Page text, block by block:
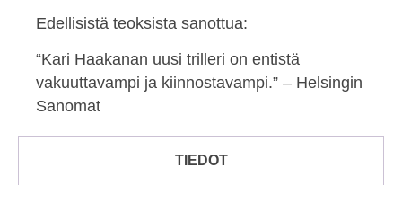
TIEDOT
Edellisistä teoksista sanottua:
“Kari Haakanan uusi trilleri on entistä
vakuuttavampi ja kiinnostavampi.” – Helsingin
Sanomat